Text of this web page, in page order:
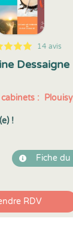
14 avis
Dessaigne
:
!
Fiche
RDV